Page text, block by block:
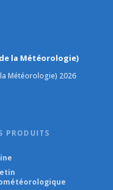
la Météorologie)
Météorologie) 2026
PRODUITS